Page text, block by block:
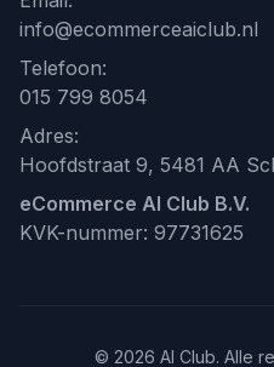
info@ecommerceaiclub.nl
Telefoon:
015 799 8054
Adres:
Hoofdstraat 9, 5481 AA
eCommerce AI Club B.V.
KVK-nummer: 97731625
© 2026 AI Club. Alle